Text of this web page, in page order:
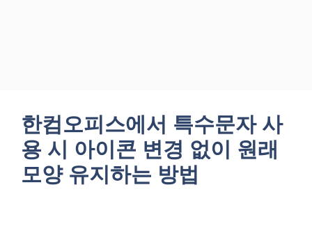
한컴오피스에서 특수문자 사
용 시 아이콘 변경 없이 원래
모양 유지하는 방법